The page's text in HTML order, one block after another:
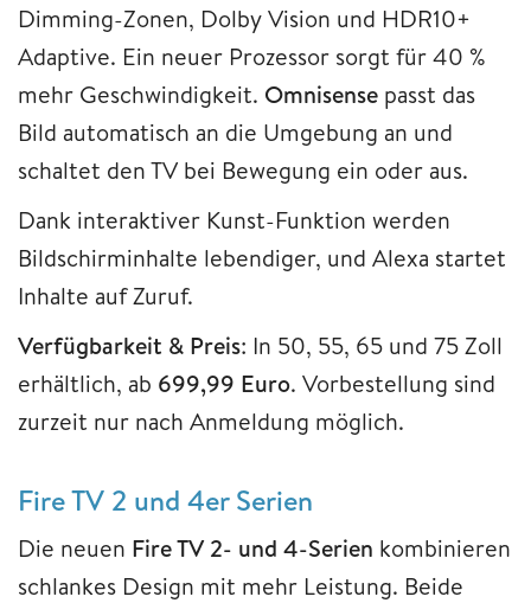
Dimming-Zonen, Dolby Vision und HDR10+
Adaptive. Ein neuer Prozessor sorgt für 40 %
mehr Geschwindigkeit. Omnisense passt das
Bild automatisch an die Umgebung an und
schaltet den TV bei Bewegung ein oder aus.
Dank interaktiver Kunst-Funktion werden
Bildschirminhalte lebendiger, und Alexa startet
Inhalte auf Zuruf.
Verfügbarkeit & Preis: In 50, 55, 65 und 75 Zoll
erhältlich, ab 699,99 Euro. Vorbestellung sind
zurzeit nur nach Anmeldung möglich.
Fire TV 2 und 4er Serien
Die neuen Fire TV 2- und 4-Serien kombinieren
schlankes Design mit mehr Leistung. Beide